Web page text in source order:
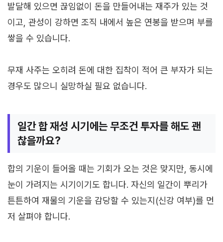
발달해 있으면 끊임없이 돈을 만들어내는 재주가 있는 것
이고, 관성이 강하면 조직 내에서 높은 연봉을 받으며 부를
쌓을 수 있습니다.
무재 사주는 오히려 돈에 대한 집착이 적어 큰 부자가 되는
경우도 많으니 실망하실 필요 없습니다.
일간 합 재성 시기에는 무조건 투자를 해도 괜
찮을까요?
합의 기운이 들어올 때는 기회가 오는 것은 맞지만, 동시에
눈이 가려지는 시기이기도 합니다. 자신의 일간이 뿌리가
튼튼하여 재물의 기운을 감당할 수 있는지(신강 여부)를 먼
저 살펴야 합니다.